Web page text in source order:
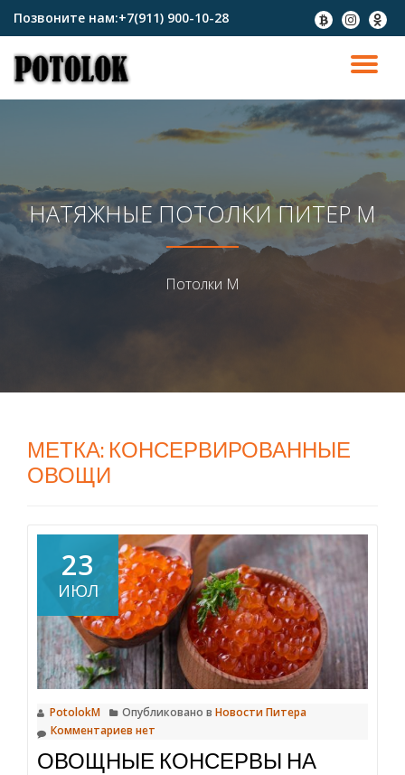
содержимому
Позвоните нам:+7(911) 900-10-28
fa-
btc
fa-
instagram
fa-
НАТЯЖНЫЕ ПОТОЛКИ ПИТЕР М
Потолки М
МЕТКА: КОНСЕРВИРОВАННЫЕ
ОВОЩИ
23
ИЮЛ
PotolokM Опубликовано в Новости Питера
Комментариев нет
ОВОЩНЫЕ КОНСЕРВЫ НА